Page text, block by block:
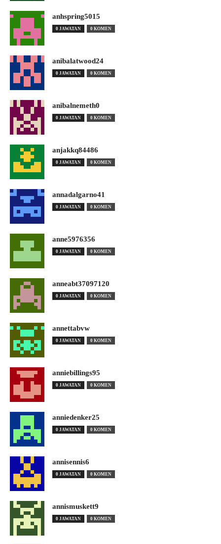
anhspring5015
0 JAWATAN 0 KOMEN
anibalatwood24
0 JAWATAN 0 KOMEN
anibalnemeth0
0 JAWATAN 0 KOMEN
anjakkq84486
0 JAWATAN 0 KOMEN
annadalgarno41
0 JAWATAN 0 KOMEN
anne5976356
0 JAWATAN 0 KOMEN
anneabt37097120
0 JAWATAN 0 KOMEN
annettabvw
0 JAWATAN 0 KOMEN
anniebillings95
0 JAWATAN 0 KOMEN
anniedenker25
0 JAWATAN 0 KOMEN
annisennis6
0 JAWATAN 0 KOMEN
annismuskett9
0 JAWATAN 0 KOMEN